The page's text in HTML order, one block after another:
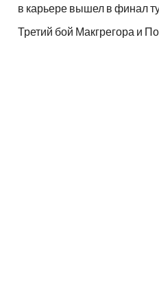
в карьере вышел в финал
Третий бой Макгрегора и